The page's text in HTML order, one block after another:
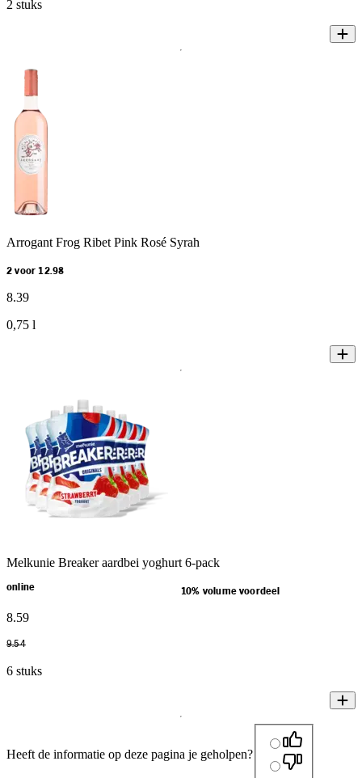
2 stuks
Arrogant Frog Ribet Pink Rosé Syrah
2 voor 12.98
8.39
0,75 l
Melkunie Breaker aardbei yoghurt 6-pack
online 10% volume voordeel
8.59
9.54
6 stuks
Heeft de informatie op deze pagina je geholpen?